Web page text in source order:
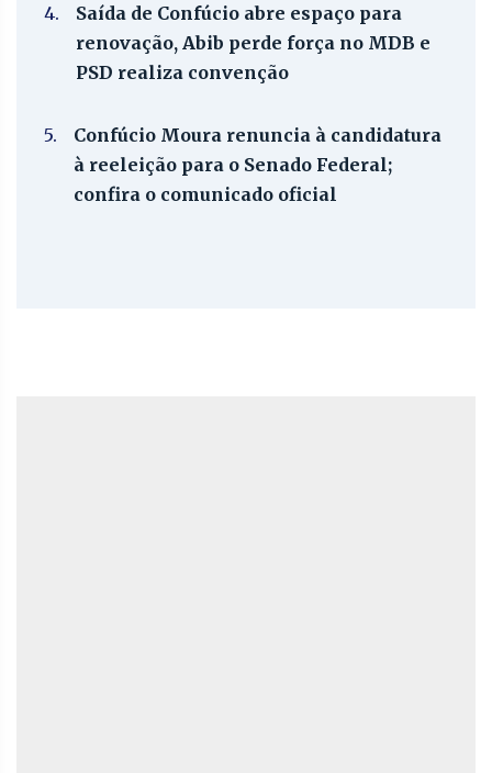
4.
Saída de Confúcio abre espaço para
renovação, Abib perde força no MDB e
PSD realiza convenção
5.
Confúcio Moura renuncia à candidatura
à reeleição para o Senado Federal;
confira o comunicado oficial